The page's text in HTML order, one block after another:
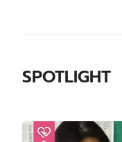
SPOTLIGHT